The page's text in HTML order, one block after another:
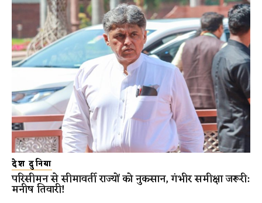
देश दुनिया
परिसीमन से सीमावर्ती राज्यों को नुकसान, गंभीर समीक्षा जरूरी:
मनीष तिवारी!